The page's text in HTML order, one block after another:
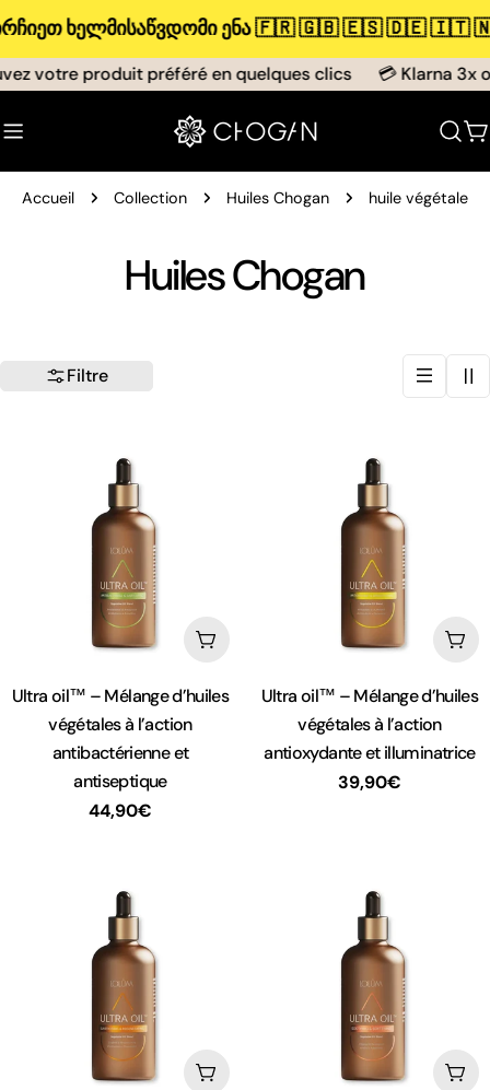
Aller
au
contenu
ხელმისაწვდომი ენა 🇫🇷 🇬🇧 🇪🇸 🇩🇪 ​​​​🇮🇹 🇳🇱
votre produit préféré en quelques clics 💳 Klarna 3x
Accueil Collection Huiles Chogan huile végétale
C
e
c
t
i
o
n
:
Huiles Chogan
Filtre
Ajouter au panier
Taper:
Ultra oil™ – Mélange d’huiles
végétales à l’action
antibactérienne et
antiseptique
Prix
44,90€
Taper:
Ultra oil™ – Mélange d’huiles
végétales à l’action
antioxydante et illuminatrice
Prix
39,90€
Ajouter au panier